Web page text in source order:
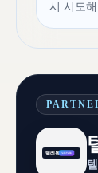
시 시도